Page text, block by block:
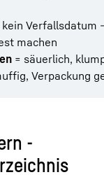
Verfallsdatum
machen
= säuerlich,
Verpackung
-